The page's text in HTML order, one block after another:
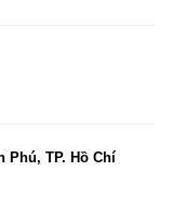
Phú, TP. Hồ Chí